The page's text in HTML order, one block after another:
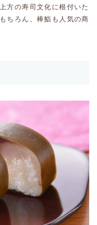
方の寿司文化に根付いた
ちろん、棒鮨も人気の商